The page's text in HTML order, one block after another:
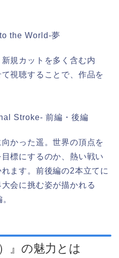
the World-夢
規カットを多く含む内
視聴することで、作品を
Stroke- 前編・後編
かった遥。世界の頂点を
標にするのか、熱い戦い
ます。前後編の2本立てに
会に挑む姿が描かれる
』の魅力とは